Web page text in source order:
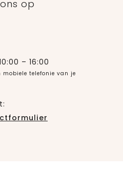
op
– 16:00
telefonie van je